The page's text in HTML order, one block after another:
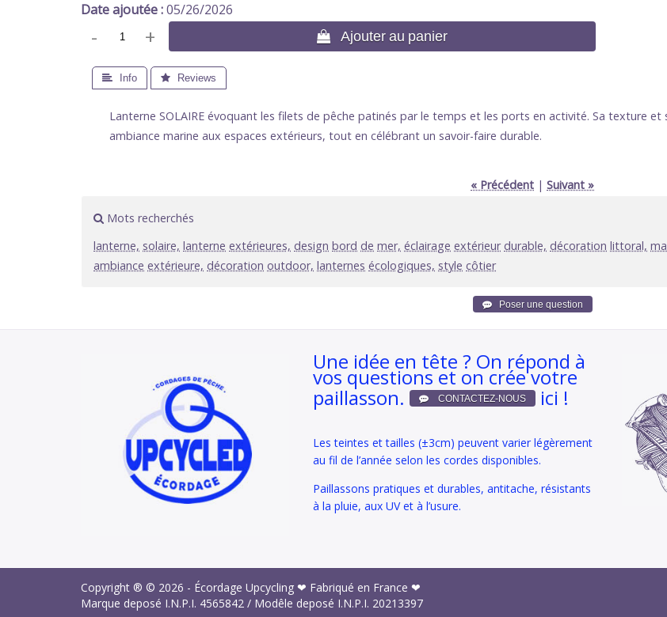
Date ajoutée 05/26/2026
- +  Ajouter au panier
 Info  Reviews
Lanterne SOLAIRE évoquant les filets de pêche patinés par le temps et les ports en activité. Sa texture
ambiance marine aux espaces extérieurs, tout en célébrant un savoir-faire durable.
« Précédent | Suivant »
Mots recherchés
lanterne, solaire, lanterne extérieures, design bord de mer, éclairage extérieur durable, décoration littoral,
ambiance extérieure, décoration outdoor, lanternes écologiques, style côtier
Une idée en tête ? On répond à
vos questions et on crée votre
paillasson. ici !
Les teintes et tailles (±3cm) peuvent varier légèrement
au fil de l’année selon les cordes disponibles.
Paillassons pratiques et durables, antitache, résistants
à la pluie, aux UV et à l’usure.
Copyright ® © 2026 - Écordage Upcycling ❤ Fabriqué en France ❤
Marque deposé I.N.P.I. 4565842 / Modêle deposé I.N.P.I. 20213397